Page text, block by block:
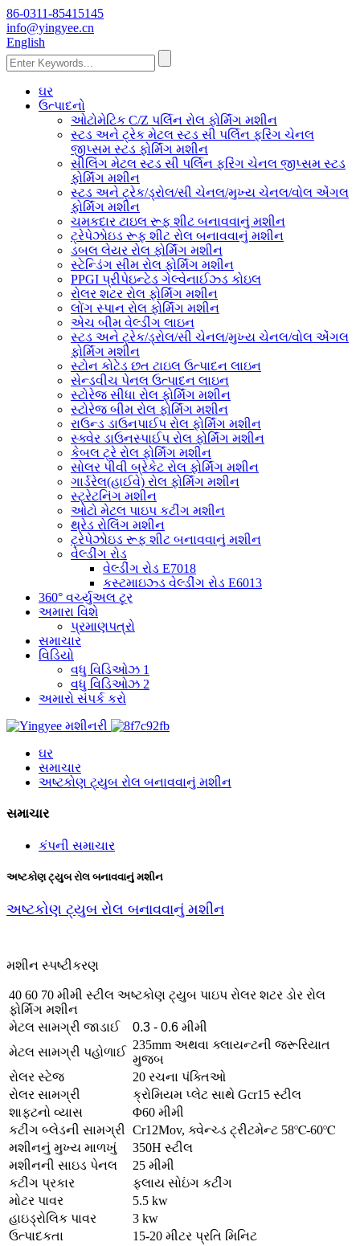
86-0311-85415145
info@yingyee.cn
English
ઘર
ઉત્પાદનો
ઓટોમેટિક C/Z પર્લિન રોલ ફોર્મિંગ મશીન
સ્ટડ અને ટ્રેક મેટલ સ્ટડ સી પર્લિન ફરિંગ ચેનલ
જીપ્સમ સ્ટડ ફોર્મિંગ મશીન
સીલિંગ મેટલ સ્ટડ સી પર્લિન ફરિંગ ચેનલ જીપ્સમ સ્ટડ
ફોર્મિંગ મશીન
સ્ટડ અને ટ્રેક/ડ્રોલ/સી ચેનલ/મુખ્ય ચેનલ/વોલ એંગલ
ફોર્મિંગ મશીન
ચમકદાર ટાઇલ રૂફ શીટ બનાવવાનું મશીન
ટ્રેપેઝોઇડ રૂફ શીટ રોલ બનાવવાનું મશીન
ડબલ લેયર રોલ ફોર્મિંગ મશીન
સ્ટેન્ડિંગ સીમ રોલ ફોર્મિંગ મશીન
PPGI પ્રીપેઇન્ટેડ ગેલ્વેનાઈઝ્ડ કોઇલ
રોલર શટર રોલ ફોર્મિંગ મશીન
લોંગ સ્પાન રોલ ફોર્મિંગ મશીન
એચ બીમ વેલ્ડીંગ લાઇન
સ્ટડ અને ટ્રેક/ડ્રોલ/સી ચેનલ/મુખ્ય ચેનલ/વોલ એંગલ
ફોર્મિંગ મશીન
સ્ટોન કોટેડ છત ટાઇલ ઉત્પાદન લાઇન
સેન્ડવીચ પેનલ ઉત્પાદન લાઇન
સ્ટોરેજ સીધા રોલ ફોર્મિંગ મશીન
સ્ટોરેજ બીમ રોલ ફોર્મિંગ મશીન
રાઉન્ડ ડાઉનપાઈપ રોલ ફોર્મિંગ મશીન
સ્ક્વેર ડાઉનસ્પાઈપ રોલ ફોર્મિંગ મશીન
કેબલ ટ્રે રોલ ફોર્મિંગ મશીન
સોલર પીવી બ્રેકેટ રોલ ફોર્મિંગ મશીન
ગાર્ડરેલ(હાઈવે) રોલ ફોર્મિંગ મશીન
સ્ટ્રેટનિંગ મશીન
ઓટો મેટલ પાઇપ કટીંગ મશીન
થ્રેડ રોલિંગ મશીન
ટ્રેપેઝોઇડ રૂફ શીટ બનાવવાનું મશીન
વેલ્ડીંગ રોડ
વેલ્ડીંગ રોડ E7018
કસ્ટમાઇઝ્ડ વેલ્ડીંગ રોડ E6013
360° વર્ચ્યુઅલ ટૂર
અમારા વિશે
પ્રમાણપત્રો
સમાચાર
વિડિયો
વધુ વિડિઓઝ 1
વધુ વિડિઓઝ 2
અમારો સંપર્ક કરો
ઘર
સમાચાર
અષ્ટકોણ ટ્યુબ રોલ બનાવવાનું મશીન
સમાચાર
કંપની સમાચાર
અષ્ટકોણ ટ્યુબ રોલ બનાવવાનું મશીન
અષ્ટકોણ ટ્યુબ રોલ બનાવવાનું મશીન
મશીન સ્પષ્ટીકરણ
40 60 70 મીમી સ્ટીલ અષ્ટકોણ ટ્યુબ પાઇપ રોલર શટર ડોર રોલ
ફોર્મિંગ મશીન
મેટલ સામગ્રી જાડાઈ
0.3 - 0.6 મીમી
મેટલ સામગ્રી પહોળાઈ
235mm અથવા ક્લાયન્ટની જરૂરિયાત
મુજબ
રોલર સ્ટેજ
20 રચના પંક્તિઓ
રોલર સામગ્રી
ક્રોમિયમ પ્લેટ સાથે Gcr15 સ્ટીલ
શાફ્ટનો વ્યાસ
Φ60 મીમી
કટીંગ બ્લેડની સામગ્રી Cr12Mov, ક્વેન્ચ્ડ ટ્રીટમેન્ટ 58℃-60℃
મશીનનું મુખ્ય માળખું
350H સ્ટીલ
મશીનની સાઇડ પેનલ
25 મીમી
કટીંગ પ્રકાર
ફ્લાય સોઇંગ કટીંગ
મોટર પાવર
5.5 kw
હાઇડ્રોલિક પાવર
3 kw
ઉત્પાદકતા
15-20 મીટર પ્રતિ મિનિટ